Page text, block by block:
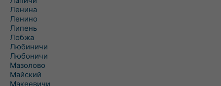
Ленина
Ленино
Липень
Лобжа
Любиничи
Любоничи
Мазолово
Майский
Макеевичи